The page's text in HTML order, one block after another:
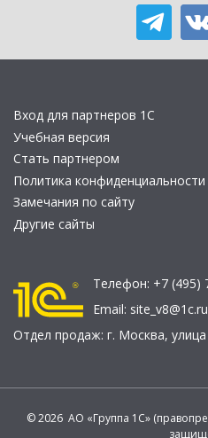
Вход для партнеров 1С
Учебная версия
Стать партнером
Политика конфиденциальности
Замечания по сайту
Другие сайты
Телефон: +7 (495)
Email: site_v8@1c.ru
Отдел продаж: г. Москва,
© 2026 АО «Группа 1С»